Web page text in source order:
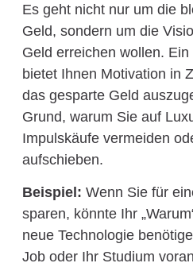
Es geht nicht nur um die
Geld, sondern um die
Geld erreichen wollen. Ein
bietet Ihnen Motivation in
das gesparte Geld
Grund, warum Sie auf
Impulskäufe vermeiden
aufschieben.
Beispiel: Wenn Sie für
sparen, könnte Ihr
neue Technologie
Job oder Ihr Studium